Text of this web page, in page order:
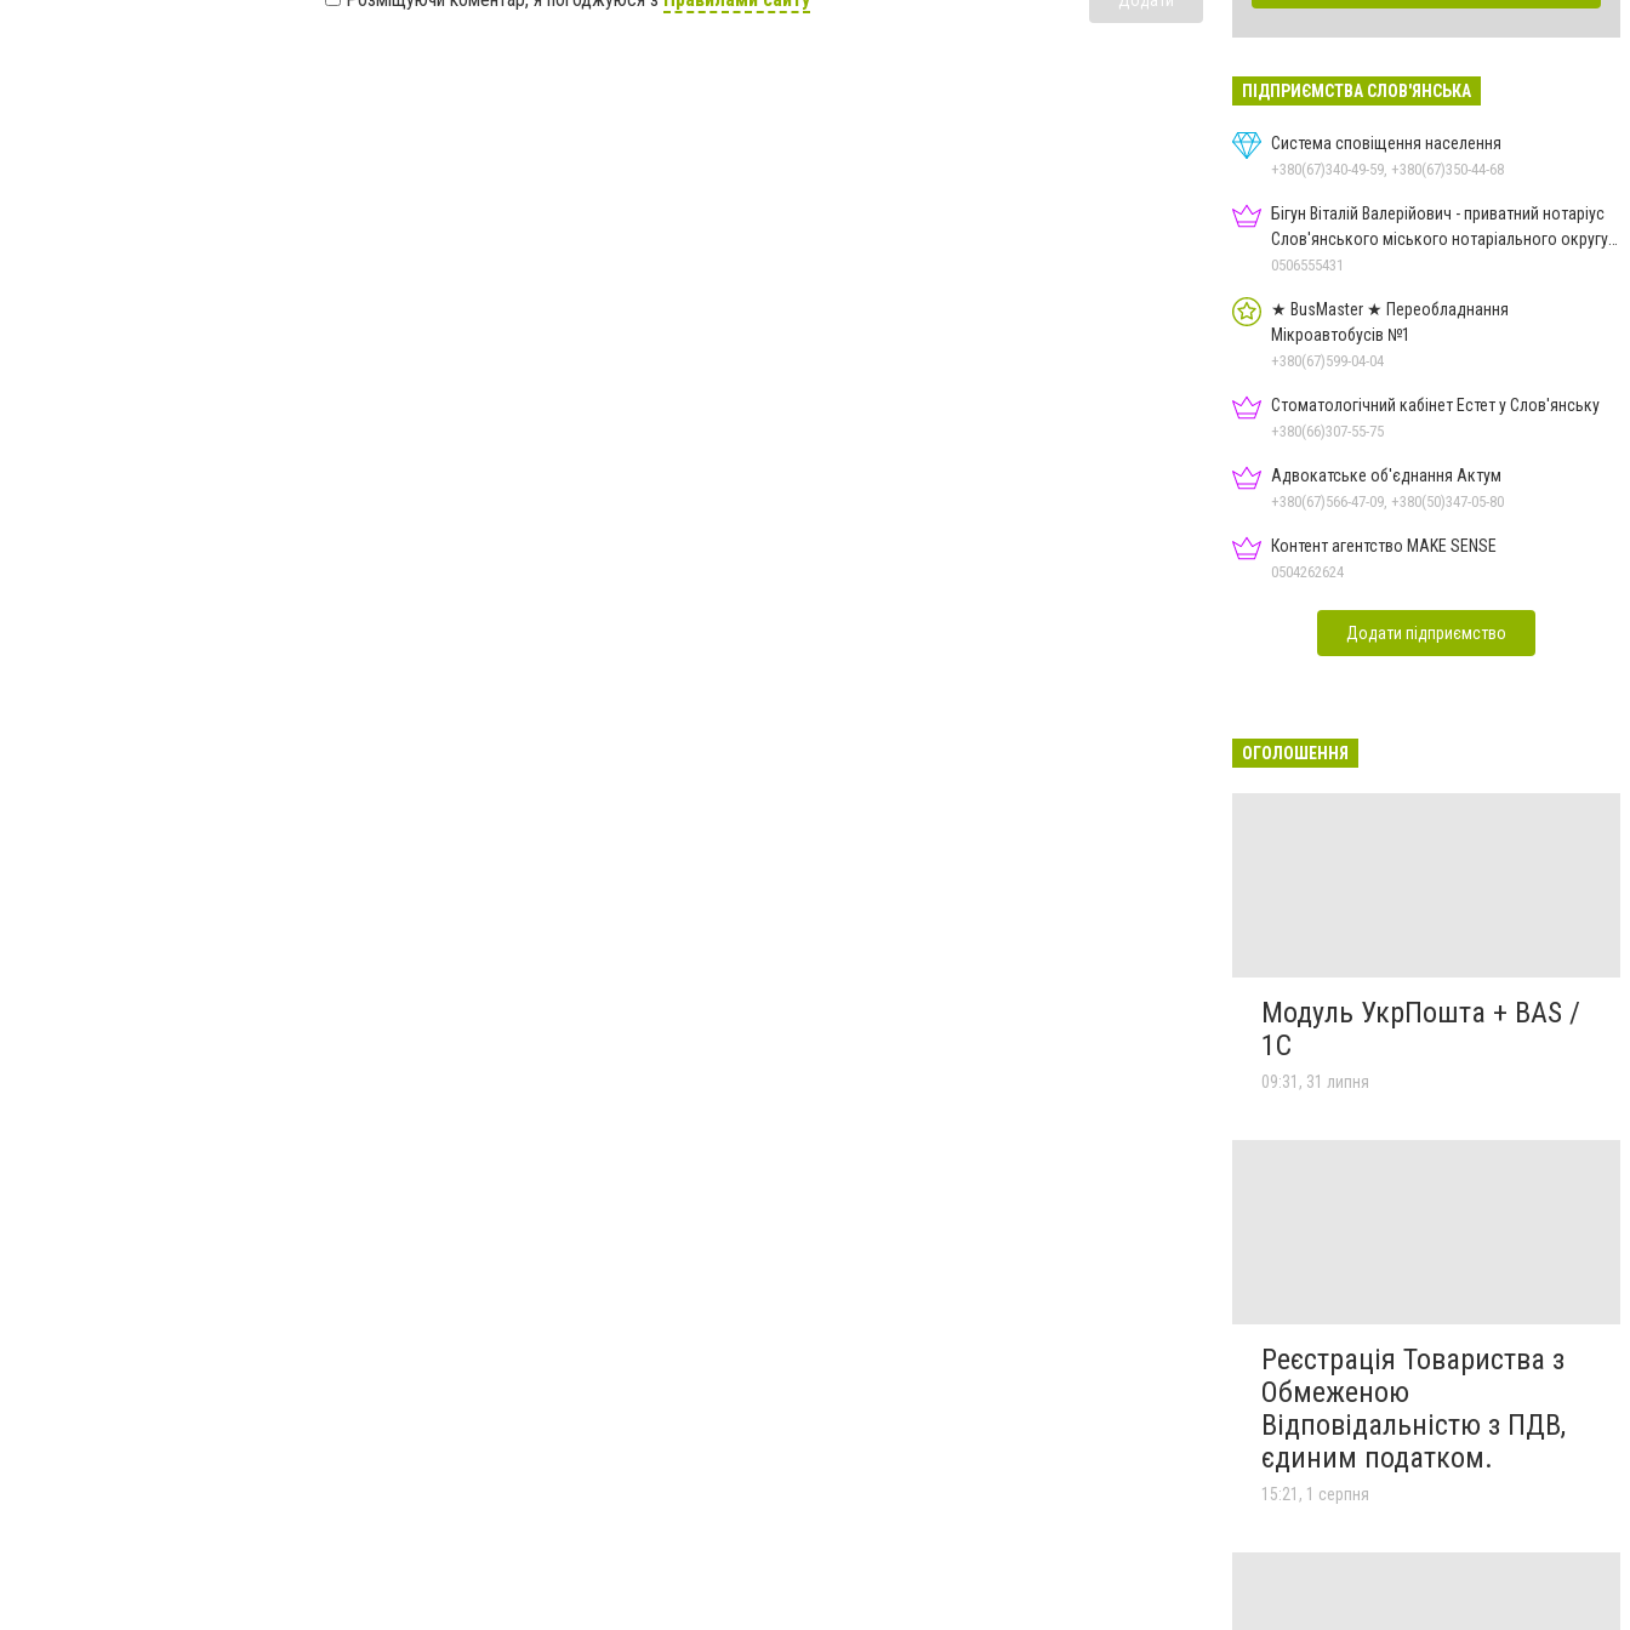
ПІДПРИЄМСТВА СЛОВ'ЯНСЬКА
Система сповіщення населення
+380(67)340-49-59, +380(67)350-44-68
Бігун Віталій Валерійович - приватний нотаріус
Слов'янського міського нотаріального округу
Дон.обл.
0506555431
★ BusMaster ★ Переобладнання
Мікроавтобусів №1
+380(67)599-04-04
Стоматологічний кабінет Естет у Слов'янську
+380(66)307-55-75
Адвокатське об'єднання Актум
+380(67)566-47-09, +380(50)347-05-80
Контент агентство MAKE SENSE
0504262624
Додати підприємство
ОГОЛОШЕННЯ
Модуль УкрПошта + BAS /
1C
09:31, 31 липня
Реєстрація Товариства з
Обмеженою
Відповідальністю з ПДВ,
єдиним податком.
15:21, 1 серпня